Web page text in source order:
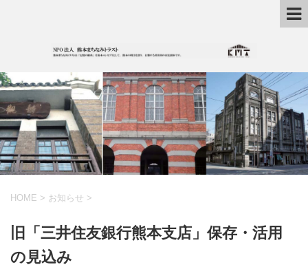
HOME > お知らせ >
旧「三井住友銀行熊本支店」保存・活用
の見込み